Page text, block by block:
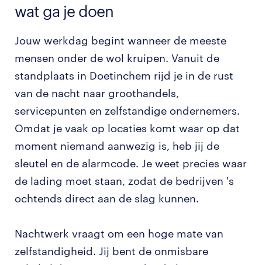
wat ga je doen
Jouw werkdag begint wanneer de meeste
mensen onder de wol kruipen. Vanuit de
standplaats in Doetinchem rijd je in de rust
van de nacht naar groothandels,
servicepunten en zelfstandige ondernemers.
Omdat je vaak op locaties komt waar op dat
moment niemand aanwezig is, heb jij de
sleutel en de alarmcode. Je weet precies waar
de lading moet staan, zodat de bedrijven 's
ochtends direct aan de slag kunnen.
Nachtwerk vraagt om een hoge mate van
zelfstandigheid. Jij bent de onmisbare